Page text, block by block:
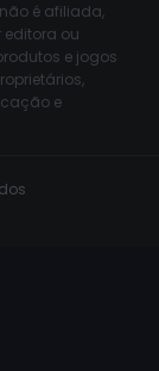
é afiliada,
ou
e jogos
e